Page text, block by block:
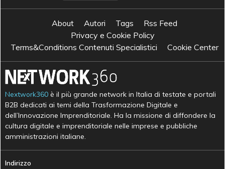
About Autori Tags
Rss Feed
Privacy e Cookie Policy
Terms&Conditions Contenuti Specialistici
Cookie Center
Nextwork360 è il più grande network in Italia di testate e portali
B2B dedicati ai temi della Trasformazione Digitale e
dell’Innovazione Imprenditoriale. Ha la missione di diffondere la
cultura digitale e imprenditoriale nelle imprese e pubbliche
amministrazioni italiane.
Indirizzo